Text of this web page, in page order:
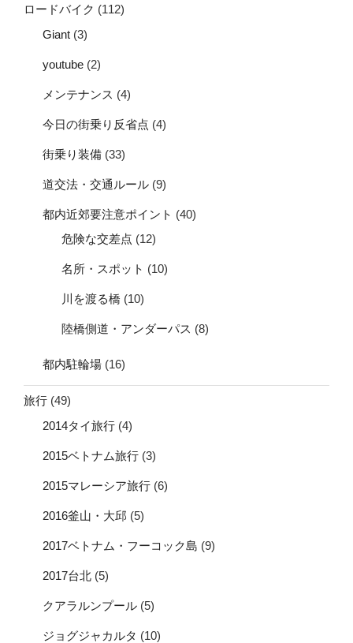
ロードバイク (112)
Giant (3)
youtube (2)
メンテナンス (4)
今日の街乗り反省点 (4)
街乗り装備 (33)
道交法・交通ルール (9)
都内近郊要注意ポイント (40)
危険な交差点 (12)
名所・スポット (10)
川を渡る橋 (10)
陸橋側道・アンダーパス (8)
都内駐輪場 (16)
旅行 (49)
2014タイ旅行 (4)
2015ベトナム旅行 (3)
2015マレーシア旅行 (6)
2016釜山・大邱 (5)
2017ベトナム・フーコック島 (9)
2017台北 (5)
クアラルンプール (5)
ジョグジャカルタ (10)